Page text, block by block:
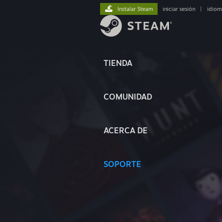
TIENDA
COMUNIDAD
ACERCA DE
SOPORTE
Instalar Steam iniciar sesión